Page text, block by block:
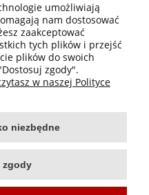
umożliwiają
nam dostosować
zaakceptować
tych plików i przejść
plików do swoich
zgody".
w naszej Polityce
niezbędne
zgody